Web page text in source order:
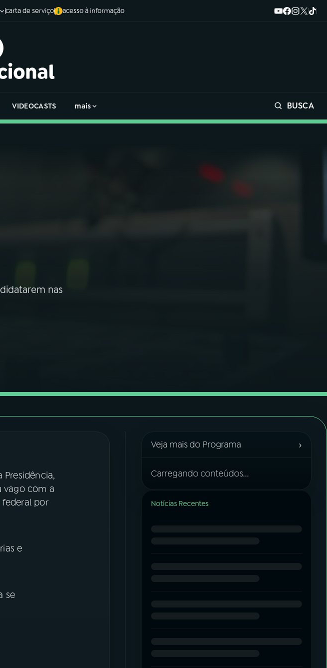
carta de serviço acesso à informação
VIDEOCASTS mais BUSCA
nas
vago com a
por
e
se
Veja mais do Programa ›
Carregando conteúdos...
Notícias Recentes